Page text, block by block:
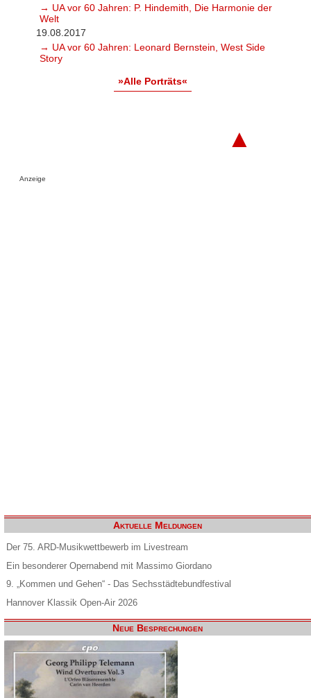
→ UA vor 60 Jahren: P. Hindemith, Die Harmonie der
Welt
19.08.2017
→ UA vor 60 Jahren: Leonard Bernstein, West Side
Story
»Alle Porträts«
▲
Anzeige
Aktuelle Meldungen
Der 75. ARD-Musikwettbewerb im Livestream
Ein besonderer Opernabend mit Massimo Giordano
9. „Kommen und Gehen“ - Das Sechsstädtebundfestival
Hannover Klassik Open-Air 2026
Neue Besprechungen